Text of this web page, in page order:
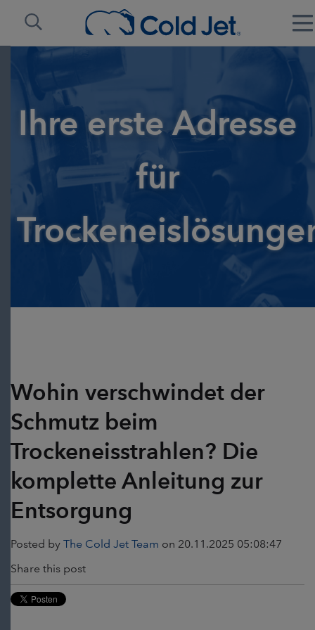
Ihre erste Adresse
für
Wohin verschwindet der
Schmutz beim
Trockeneisstrahlen? Die
komplette Anleitung zur
Entsorgung
Posted by The Cold Jet Team on 20.11.2025 05:08:47
Share this post